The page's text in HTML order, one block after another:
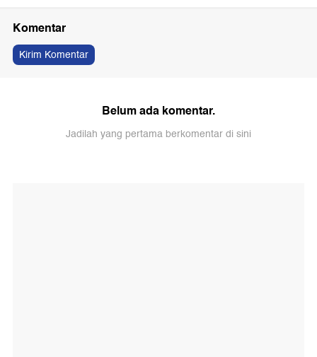
Komentar
Kirim Komentar
Belum ada komentar.
Jadilah yang pertama berkomentar di sini